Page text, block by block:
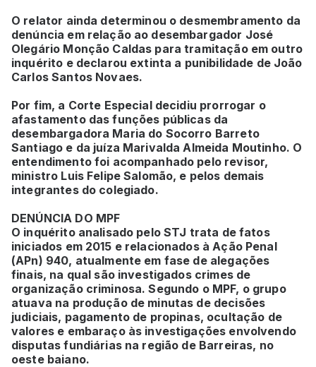
O relator ainda determinou o desmembramento da
denúncia em relação ao desembargador José
Olegário Monção Caldas para tramitação em outro
inquérito e declarou extinta a punibilidade de João
Carlos Santos Novaes.
Por fim, a Corte Especial decidiu prorrogar o
afastamento das funções públicas da
desembargadora Maria do Socorro Barreto
Santiago e da juíza Marivalda Almeida Moutinho. O
entendimento foi acompanhado pelo revisor,
ministro Luis Felipe Salomão, e pelos demais
integrantes do colegiado.
DENÚNCIA DO MPF
O inquérito analisado pelo STJ trata de fatos
iniciados em 2015 e relacionados à Ação Penal
(APn) 940, atualmente em fase de alegações
finais, na qual são investigados crimes de
organização criminosa. Segundo o MPF, o grupo
atuava na produção de minutas de decisões
judiciais, pagamento de propinas, ocultação de
valores e embaraço às investigações envolvendo
disputas fundiárias na região de Barreiras, no
oeste baiano.